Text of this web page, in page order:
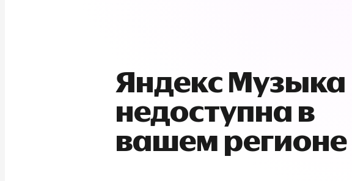
Яндекс Музыка
недоступна в
вашем регионе